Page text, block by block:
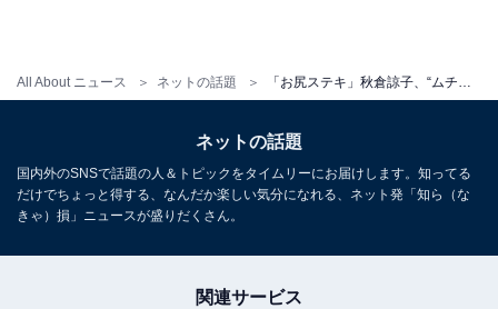
All About ニュース ネットの話題
ネットの話題
国内外のSNSで話題の人＆トピックをタイムリーにお届けします。知ってる
だけでちょっと得する、なんだか楽しい気分になれる、ネット発「知ら（な
きゃ）損」ニュースが盛りだくさん。
関連サービス